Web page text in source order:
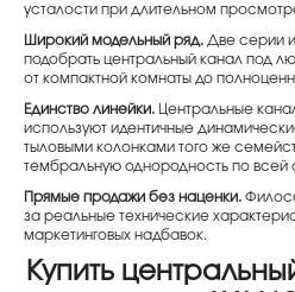
усталости при длительном
Широкий модельный ряд. Две серии
подобрать центральный канал под
от компактной комнаты до
Единство линейки. Центральные
используют идентичные
тыловыми колонками того же
тембральную однородность по всей
Прямые продажи без наценки.
за реальные технические
маркетинговых надбавок.
Купить